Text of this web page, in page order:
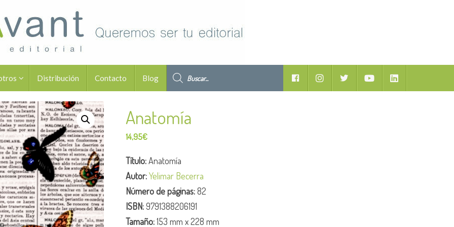
Distribución Contacto Blog
Facebook YoutubeLinkedIn
Anatomía
14,95€
Título:Anatomía
Autor:Yelimar Becerra
Número de páginas:82
ISBN:9791388206191
Tamaño:153 mm x 228 mm